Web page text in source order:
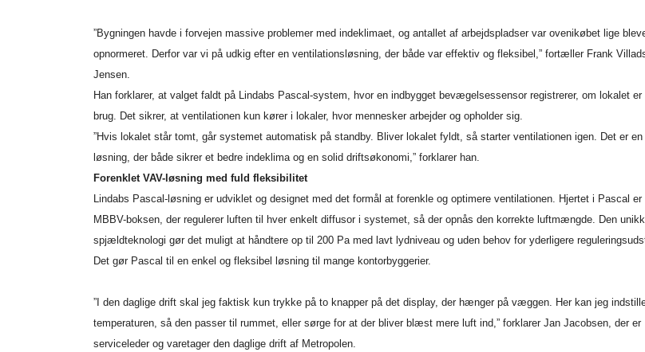
”Bygningen havde i forvejen massive problemer med indeklimaet, og antallet af arbejdspladser var ovenikøbet lige
opnormeret. Derfor var vi på udkig efter en ventilationsløsning, der både var effektiv og fleksibel,” fortæller Frank
Jensen.
Han forklarer, at valget faldt på Lindabs Pascal-system, hvor en indbygget bevægelsessensor registrerer, om lokalet er
brug. Det sikrer, at ventilationen kun kører i lokaler, hvor mennesker arbejder og opholder sig.
”Hvis lokalet står tomt, går systemet automatisk på standby. Bliver lokalet fyldt, så starter ventilationen igen. Det er en
løsning, der både sikrer et bedre indeklima og en solid driftsøkonomi,” forklarer han.
Forenklet VAV-løsning med fuld fleksibilitet
Lindabs Pascal-løsning er udviklet og designet med det formål at forenkle og optimere ventilationen. Hjertet i Pascal er
MBBV-boksen, der regulerer luften til hver enkelt diffusor i systemet, så der opnås den korrekte luftmængde. Den
spjældteknologi gør det muligt at håndtere op til 200 Pa med lavt lydniveau og uden behov for yderligere
Det gør Pascal til en enkel og fleksibel løsning til mange kontorbyggerier.
”I den daglige drift skal jeg faktisk kun trykke på to knapper på det display, der hænger på væggen. Her kan jeg
temperaturen, så den passer til rummet, eller sørge for at der bliver blæst mere luft ind,” forklarer Jan Jacobsen, der er
serviceleder og varetager den daglige drift af Metropolen.